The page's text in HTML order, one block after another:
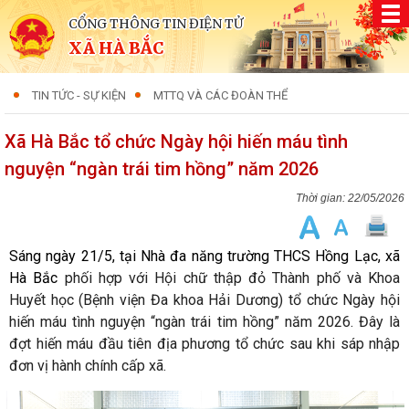
CỔNG THÔNG TIN ĐIỆN TỬ
XÃ HÀ BẮC
TIN TỨC - SỰ KIỆN MTTQ VÀ CÁC ĐOÀN THỂ
Xã Hà Bắc tổ chức Ngày hội hiến máu tình
nguyện “ngàn trái tim hồng” năm 2026
22/05/2026
Sáng ngày 21/5, tại Nhà đa năng trường THCS Hồng Lạc, xã
Hà Bắc phối hợp với Hội chữ thập đỏ Thành phố và Khoa
Huyết học (Bệnh viện Đa khoa Hải Dương) tổ chức Ngày hội
hiến máu tình nguyện “ngàn trái tim hồng” năm 2026. Đây là
đợt hiến máu đầu tiên địa phương tổ chức sau khi sáp nhập
đơn vị hành chính cấp xã.